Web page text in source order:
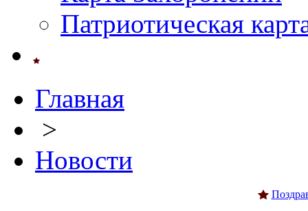
Патриотическая
Главная
>
Новости